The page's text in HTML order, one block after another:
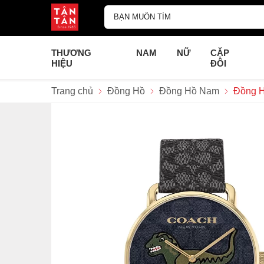
THƯƠNG
HIỆU
NAM NỮ
CẶP
ĐÔI
Trang chủ Đồng Hồ Đồng Hồ Nam Đồng